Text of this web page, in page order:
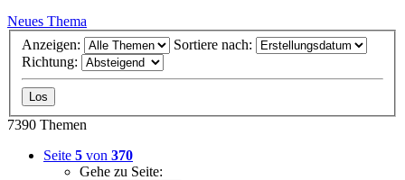
Neues Thema
Anzeigen:
Sortiere nach:
Richtung:
7390 Themen
Seite 5 von 370
Gehe zu Seite: